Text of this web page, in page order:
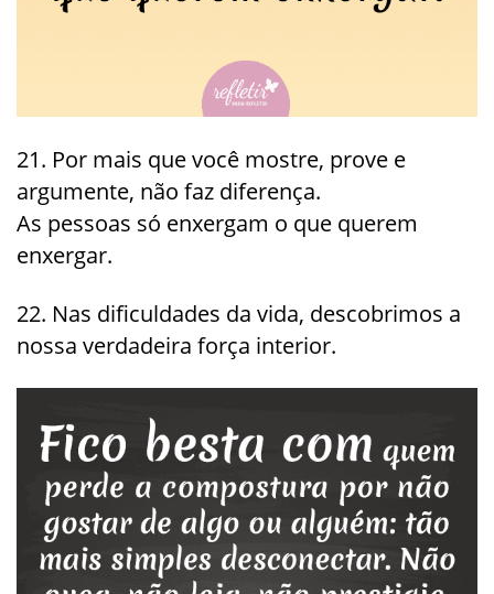
21. Por mais que você mostre, prove e
argumente, não faz diferença.
As pessoas só enxergam o que querem
enxergar.
22. Nas dificuldades da vida, descobrimos a
nossa verdadeira força interior.